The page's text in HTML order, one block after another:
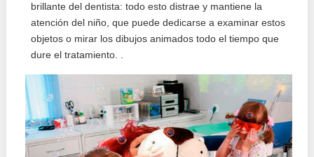
brillante del dentista: todo esto distrae y mantiene la
atención del niño, que puede dedicarse a examinar estos
objetos o mirar los dibujos animados todo el tiempo que
dure el tratamiento. .